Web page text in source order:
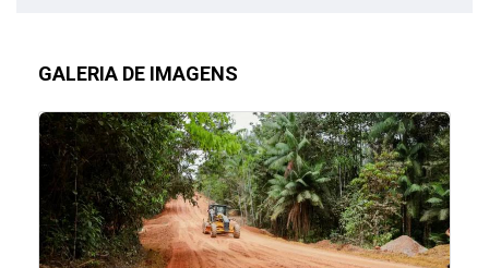
GALERIA DE IMAGENS